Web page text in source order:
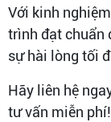
Với kinh
trình đạt chuẩn
sự hài lòng tối
Hãy liên hệ
tư vấn miễn